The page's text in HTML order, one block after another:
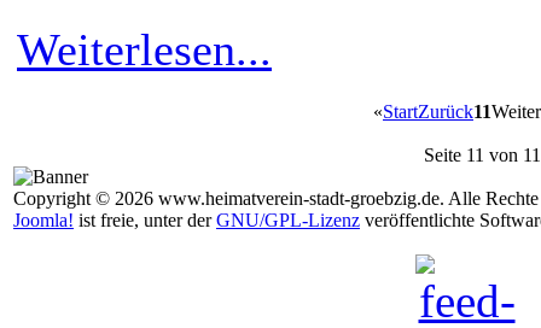
Weiterlesen...
«StartZurück11Weiter
Seite 11 von 11
Copyright © 2026 www.heimatverein-stadt-groebzig.de. Alle
Joomla! ist freie, unter derGNU/GPL-Lizenz veröffentlichte